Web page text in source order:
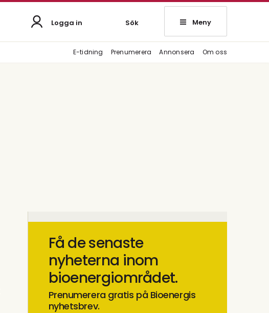
Logga in Sök Meny
E-tidning Prenumerera Annonsera Om oss
Få de senaste
nyheterna inom
bioenergiområdet.
Prenumerera gratis på Bioenergis
nyhetsbrev.